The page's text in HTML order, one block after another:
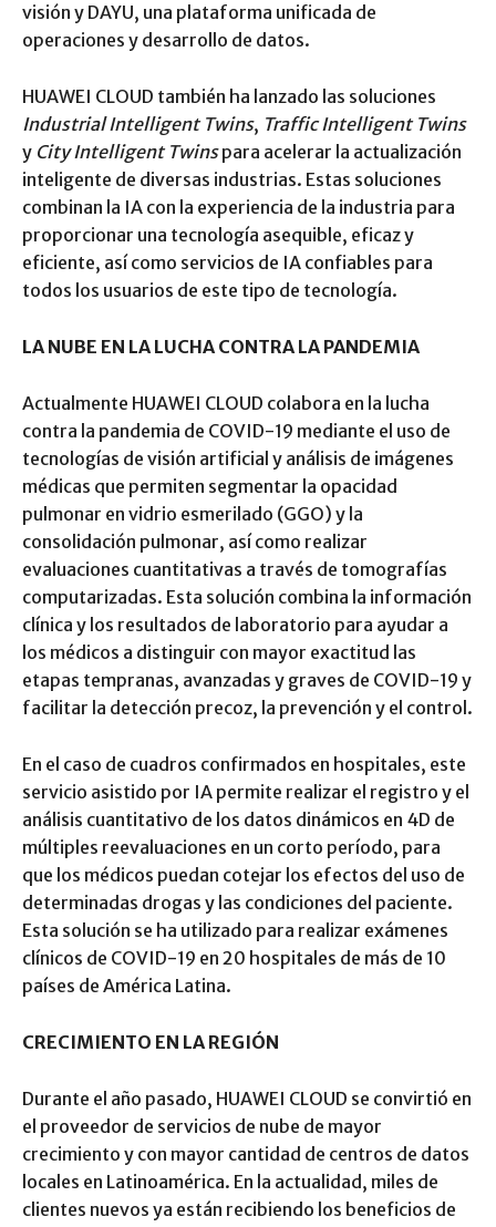
visión y DAYU, una plataforma unificada de
operaciones y desarrollo de datos.
HUAWEI CLOUD también ha lanzado las soluciones
Industrial Intelligent Twins, Traffic Intelligent Twins
y City Intelligent Twinspara acelerar la actualización
inteligente de diversas industrias. Estas soluciones
combinan la IA con la experiencia de la industria para
proporcionar una tecnología asequible, eficaz y
eficiente, así como servicios de IA confiables para
todos los usuarios de este tipo de tecnología.
LA NUBE EN LA LUCHA CONTRA LA PANDEMIA
Actualmente HUAWEI CLOUD colabora en la lucha
contra la pandemia de COVID-19 mediante el uso de
tecnologías de visión artificial y análisis de imágenes
médicas que permiten segmentar la opacidad
pulmonar en vidrio esmerilado (GGO) y la
consolidación pulmonar, así como realizar
evaluaciones cuantitativas a través de tomografías
computarizadas. Esta solución combina la información
clínica y los resultados de laboratorio para ayudar a
los médicos a distinguir con mayor exactitud las
etapas tempranas, avanzadas y graves de COVID-19 y
facilitar la detección precoz, la prevención y el control.
En el caso de cuadros confirmados en hospitales, este
servicio asistido por IA permite realizar el registro y el
análisis cuantitativo de los datos dinámicos en 4D de
múltiples reevaluaciones en un corto período, para
que los médicos puedan cotejar los efectos del uso de
determinadas drogas y las condiciones del paciente.
Esta solución se ha utilizado para realizar exámenes
clínicos de COVID-19 en 20 hospitales de más de 10
países de América Latina.
CRECIMIENTO EN LA REGIÓN
Durante el año pasado, HUAWEI CLOUD se convirtió en
el proveedor de servicios de nube de mayor
crecimiento y con mayor cantidad de centros de datos
locales en Latinoamérica. En la actualidad, miles de
clientes nuevos ya están recibiendo los beneficios de